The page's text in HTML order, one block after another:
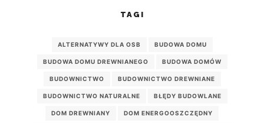
TAGI
ALTERNATYWY DLA OSB BUDOWA DOMU
BUDOWA DOMU DREWNIANEGO BUDOWA DOMÓW
BUDOWNICTWO BUDOWNICTWO DREWNIANE
BUDOWNICTWO NATURALNE BŁĘDY BUDOWLANE
DOM DREWNIANY DOM ENERGOOSZCZĘDNY